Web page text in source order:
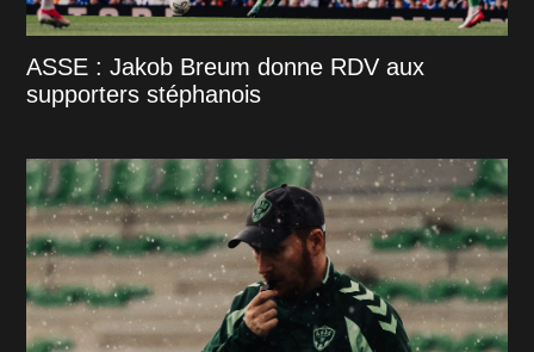
ASSE : Jakob Breum donne RDV aux
supporters stéphanois